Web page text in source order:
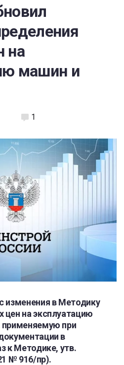
на
машин и
1
изменения в Методику
цен на эксплуатацию
при
в
к Методике, утв.
№ 916/пр).